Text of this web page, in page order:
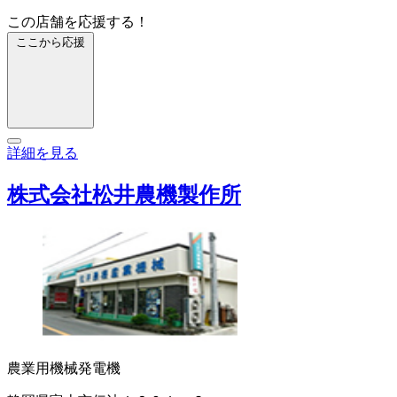
この店舗を応援する！
ここから応援
詳細を見る
株式会社松井農機製作所
農業用機械発電機